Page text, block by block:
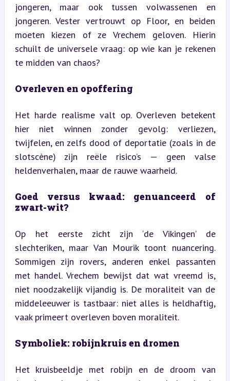
jongeren, maar ook tussen volwassenen en
jongeren. Vester vertrouwt op Floor, en beiden
moeten kiezen of ze Vrechem geloven. Hierin
schuilt de universele vraag: op wie kan je rekenen
te midden van chaos?
Overleven en opoffering
Het harde realisme valt op. Overleven betekent
hier niet winnen zonder gevolg: verliezen,
twijfelen, en zelfs dood of deportatie (zoals in de
slotscène) zijn reële risico’s — geen valse
heldenverhalen, maar de rauwe waarheid.
Goed versus kwaad: genuanceerd of
zwart-wit?
Op het eerste zicht zijn ‘de Vikingen’ de
slechteriken, maar Van Mourik toont nuancering.
Sommigen zijn rovers, anderen enkel passanten
met handel. Vrechem bewijst dat wat vreemd is,
niet noodzakelijk vijandig is. De moraliteit van de
middeleeuwer is tastbaar: niet alles is heldhaftig,
vaak primeert overleven boven moraliteit.
Symboliek: robijnkruis en dromen
Het kruisbeeldje met robijn en de droom van